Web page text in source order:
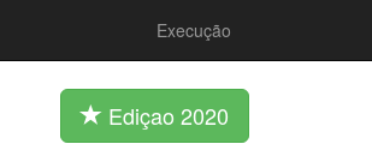
Execução
Ediçao 2020